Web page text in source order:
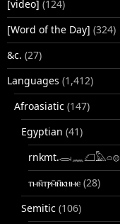
[video] (124)
[Word of the Day] (324)
&c. (27)
Languages (1,412)
Afroasiatic (147)
Egyptian (41)
rnkmt.𓂋𓏺𓈖𓆎𓅓𓏏𓊖
ⲧⲙⲛ̄ⲧⲣⲙ̄ⲛ̄ⲕⲏⲙⲉ (28)
Semitic (106)